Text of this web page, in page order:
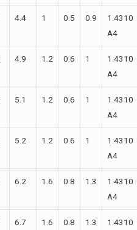
4.4 1 0.5 0.9
1.4310
А4
4.9 1.2 0.6 1
1.4310
А4
5.1 1.2 0.6 1
1.4310
А4
5.2 1.2 0.6 1
1.4310
А4
6.2 1.6 0.8 1.3
1.4310
А4
6.7 1.6 0.8 1.3
1.4310